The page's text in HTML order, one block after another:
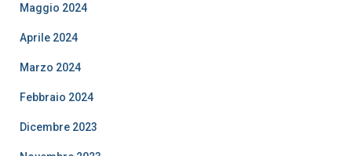
Maggio 2024
Aprile 2024
Marzo 2024
Febbraio 2024
Dicembre 2023